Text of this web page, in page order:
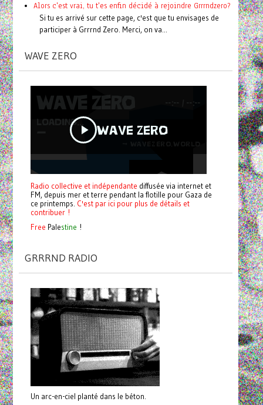
Alors c'est vrai, tu t'es enfin décidé à rejoindre Grrrndzero?
Si tu es arrivé sur cette page, c'est que tu envisages de
participer à Grrrnd Zero. Merci, on va...
WAVE ZERO
Radio collective et indépendante diffusée via internet et
FM, depuis mer et terre pendant la flotille pour Gaza de
ce printemps. C'est par ici pour plus de détails et
contribuer !
Free Palestine !
GRRRND RADIO
Un arc-en-ciel planté dans le béton.